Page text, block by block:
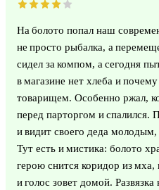
На болото попал наш
не просто рыбалка, а
сидел за компом, а сегодня
в магазине нет хлеба и
товарищем. Особенно ржал,
перед парторгом и спалился.
и видит своего деда молодым,
Тут есть и мистика: болото
герою снится коридор из
и голос зовет домой.